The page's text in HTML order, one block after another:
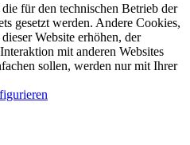
für den technischen Betrieb der
gesetzt werden. Andere Cookies,
Website erhöhen, der
mit anderen Websites
sollen, werden nur mit Ihrer